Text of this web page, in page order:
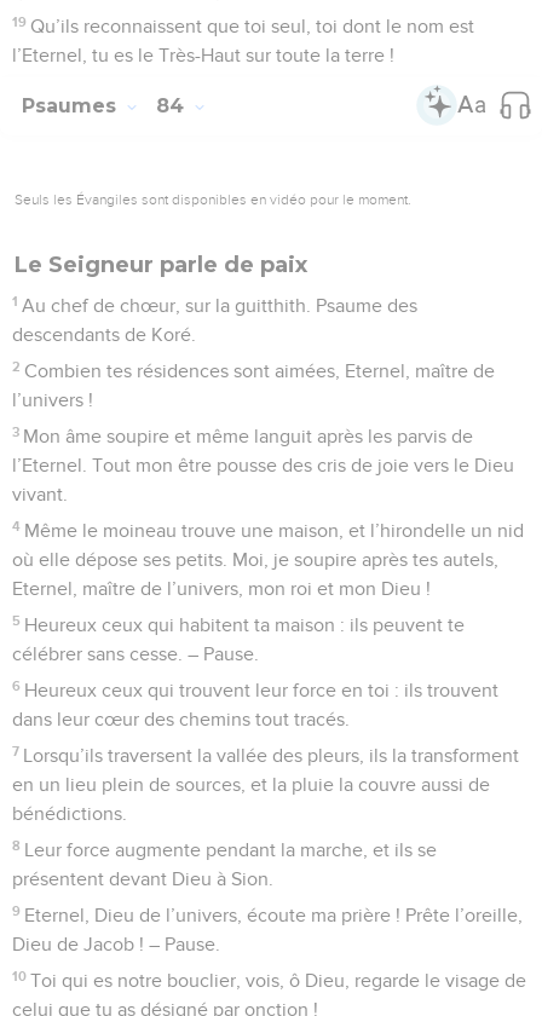
favoriserez-vous les méchants ? – Pause.
malheureux et à l’indigent,
dans les ténèbres ; toutes les fondations de la terre sont
6 *J’avais dit : ‘Vous êtes des dieux, vous êtes tous des fils du
Très-Haut.’
7 Cependant vous mourrez comme des hommes, vous
tomberez comme un prince quelconque. »
8 Lève-toi, ô Dieu, juge la terre, car toutes les nations
t’appartiennent !
Cantique des pèlerins arrivant à Jérusalem
1 Chant, psaume d’Asaph.
2 O Dieu, ne garde pas le silence ! Ne te tais pas et ne reste
pas inactif, ô Dieu !
3 En effet, tes ennemis s’agitent, ceux qui te détestent
relèvent la tête.
4 Ils forment de perfides complots contre ton peuple, ils
conspirent contre ceux que tu protèges :
5 « Venez, disent-ils, exterminons-les du milieu des nations,
et qu’on ne se souvienne plus du nom d’Israël ! »
6 Ils intriguent tous d’un même cœur, ils font une alliance
contre toi :